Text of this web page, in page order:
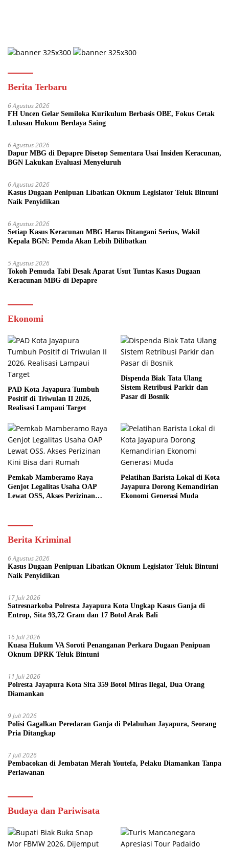
Berita Terbaru
6 Agustus 2026
FH Uncen Gelar Semiloka Kurikulum Berbasis OBE, Fokus Cetak
Lulusan Hukum Berdaya Saing
6 Agustus 2026
Dapur MBG di Depapre Disetop Sementara Usai Insiden Keracunan,
BGN Lakukan Evaluasi Menyeluruh
6 Agustus 2026
Kasus Dugaan Penipuan Libatkan Oknum Legislator Teluk Bintuni
Naik Penyidikan
6 Agustus 2026
Setiap Kasus Keracunan MBG Harus Ditangani Serius, Wakil
Kepala BGN: Pemda Akan Lebih Dilibatkan
5 Agustus 2026
Tokoh Pemuda Tabi Desak Aparat Usut Tuntas Kasus Dugaan
Keracunan MBG di Depapre
Ekonomi
PAD Kota Jayapura Tumbuh
Positif di Triwulan II 2026,
Realisasi Lampaui Target
Dispenda Biak Tata Ulang
Sistem Retribusi Parkir dan
Pasar di Bosnik
Pemkab Mamberamo Raya
Genjot Legalitas Usaha OAP
Lewat OSS, Akses Perizinan
Pelatihan Barista Lokal di Kota
Jayapura Dorong Kemandirian
Ekonomi Generasi Muda
Berita Kriminal
6 Agustus 2026
Kasus Dugaan Penipuan Libatkan Oknum Legislator Teluk Bintuni
Naik Penyidikan
17 Juli 2026
Satresnarkoba Polresta Jayapura Kota Ungkap Kasus Ganja di
Entrop, Sita 93,72 Gram dan 17 Botol Arak Bali
16 Juli 2026
Kuasa Hukum VA Soroti Penanganan Perkara Dugaan Penipuan
Oknum DPRK Teluk Bintuni
11 Juli 2026
Polresta Jayapura Kota Sita 359 Botol Miras Ilegal, Dua Orang
Diamankan
9 Juli 2026
Polisi Gagalkan Peredaran Ganja di Pelabuhan Jayapura, Seorang
Pria Ditangkap
7 Juli 2026
Pembacokan di Jembatan Merah Youtefa, Pelaku Diamankan Tanpa
Perlawanan
Budaya dan Pariwisata